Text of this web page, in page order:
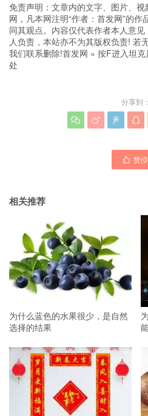
免责声明：文章内的文字、图片、
网，凡本网注明“作者：首发网”的
同其观点。内容仅代表作者本人意
人负责，本站亦不为其版权负责! 若
我们联系删除!首发网 » 按F进入坦
处
分享到：
   
 赞(0
相关推荐
为什么蓝色的水果很少，是自然
选择的结果